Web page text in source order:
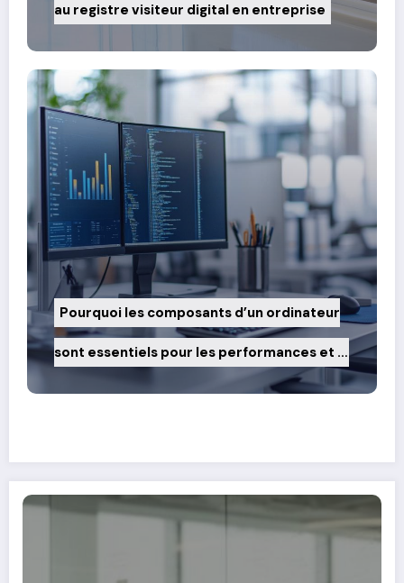
au registre visiteur digital en entreprise
Pourquoi les composants d’un ordinateur
sont essentiels pour les performances et la
productivité